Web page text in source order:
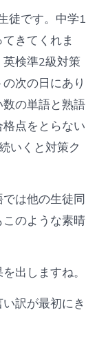
徒です。中学1
きてくれま
検準2級対策
次の日にあり
の単語と熟語
点をとらない
いくと対策ク
は他の生徒同
のような素晴
出しますね。
訳が最初にき